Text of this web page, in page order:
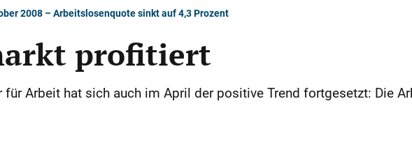
2008 – Arbeitslosenquote sinkt auf 4,3 Prozent
profitiert
für Arbeit hat sich auch im April der positive Trend fortgesetzt: Die